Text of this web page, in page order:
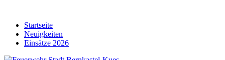
contentStartseite
Neuigkeiten
Einsätze 2026